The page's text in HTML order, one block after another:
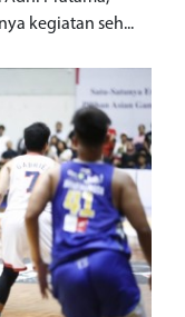
kegiatan seh...